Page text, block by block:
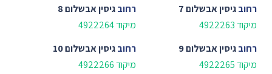
רחובגיסין אבשלום 7
מיקוד 4922263
רחובגיסין אבשלום 8
מיקוד 4922264
רחובגיסין אבשלום 9
מיקוד 4922265
רחובגיסין אבשלום 10
מיקוד 4922266